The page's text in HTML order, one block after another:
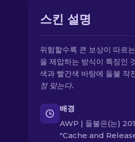
스킨 설명
위험할수록 큰 보상이 따르
을 제압하는 방식이 특징인
색과 빨간색 바탕에 들불 작
정 맞는다.
배경
AWP | 들불은(는)
"Cache and